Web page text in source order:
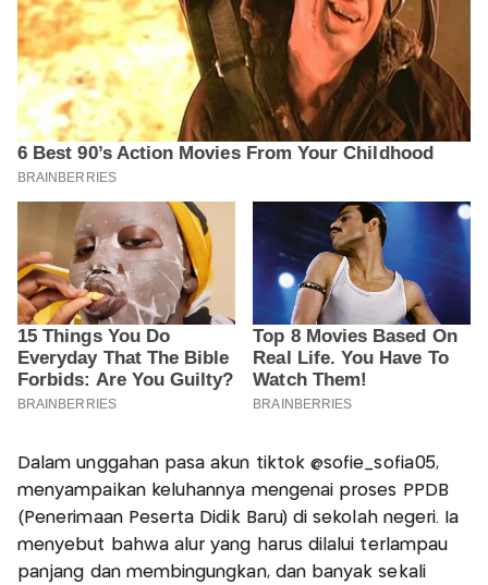
Dalam unggahan pasa akun tiktok @sofie_sofia05,
menyampaikan keluhannya mengenai proses PPDB
(Penerimaan Peserta Didik Baru) di sekolah negeri. Ia
menyebut bahwa alur yang harus dilalui terlampau
panjang dan membingungkan, dan banyak sekali